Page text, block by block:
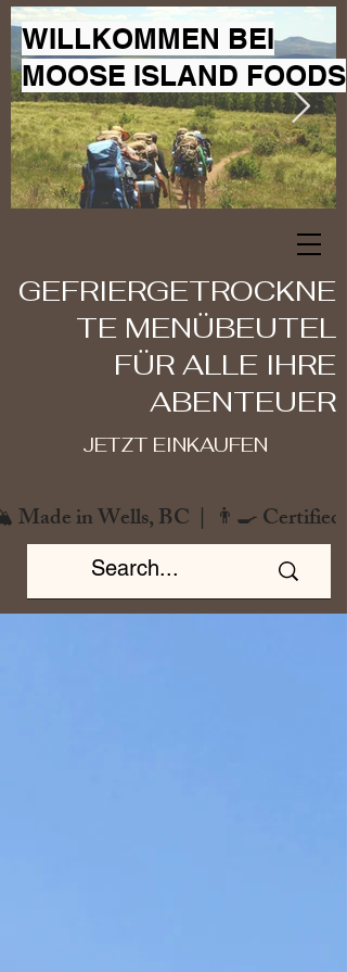
WILLKOMMEN BEI
MOOSE ISLAND FOODS
GEFRIERGETROCKNE
TE MENÜBEUTEL
FÜR ALLE IHRE
ABENTEUER
JETZT EINKAUFEN
in Wells, BC  |  👨‍🍳 Certified